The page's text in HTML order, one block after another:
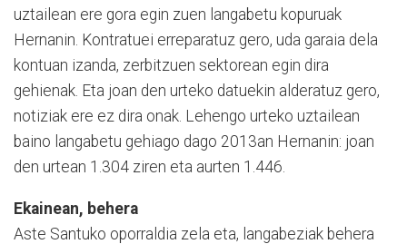
uztailean ere gora egin zuen langabetu kopuruak
Hernanin. Kontra­tuei erreparatuz gero, uda garaia dela
kontuan izanda, zerbitzuen sektorean egin dira
gehienak. Eta joan den urteko datuekin alderatuz gero,
notiziak ere ez dira onak. Lehengo urteko uztailean
baino langabetu ge­hiago dago 2013an Hernanin: joan
den urtean 1.304 ziren eta aurten 1.446.
Ekainean, behera
Aste Santuko oporraldia zela eta, langabeziak behera